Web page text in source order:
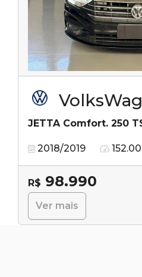
JETTA Comfort. 250
2018/2019
R$ 98.990
Ver mais